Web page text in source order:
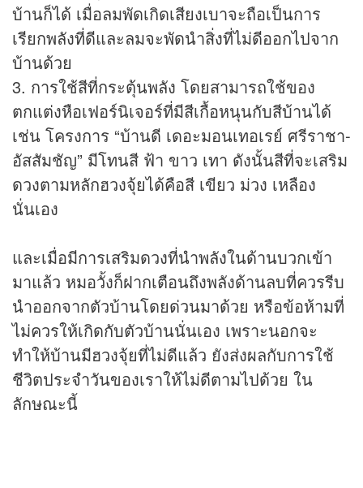
บ้านก็ได้ เมื่อลมพัดเกิดเสียงเบาจะถือเป็นการ
เรียกพลังที่ดีและลมจะพัดนำสิ่งที่ไม่ดีออกไปจาก
บ้านด้วย
3. การใช้สีที่กระตุ้นพลัง โดยสามารถใช้ของ
ตกแต่งหือเฟอร์นิเจอร์ที่มีสีเกื้อหนุนกับสีบ้านได้
เช่น โครงการ “บ้านดี เดอะมอนเทอเรย์ ศรีราชา-
อัสสัมชัญ” มีโทนสี ฟ้า ขาว เทา ดังนั้นสีที่จะเสริม
ดวงตามหลักฮวงจุ้ยได้คือสี เขียว ม่วง เหลือง
นั่นเอง
และเมื่อมีการเสริมดวงที่นำพลังในด้านบวกเข้า
มาแล้ว หมอวั้งก็ฝากเตือนถึงพลังด้านลบที่ควรรีบ
นำออกจากตัวบ้านโดยด่วนมาด้วย หรือข้อห้ามที่
ไม่ควรให้เกิดกับตัวบ้านนั่นเอง เพราะนอกจะ
ทำให้บ้านมีฮวงจุ้ยที่ไม่ดีแล้ว ยังส่งผลกับการใช้
ชีวิตประจำวันของเราให้ไม่ดีตามไปด้วย ใน
ลักษณะนี้